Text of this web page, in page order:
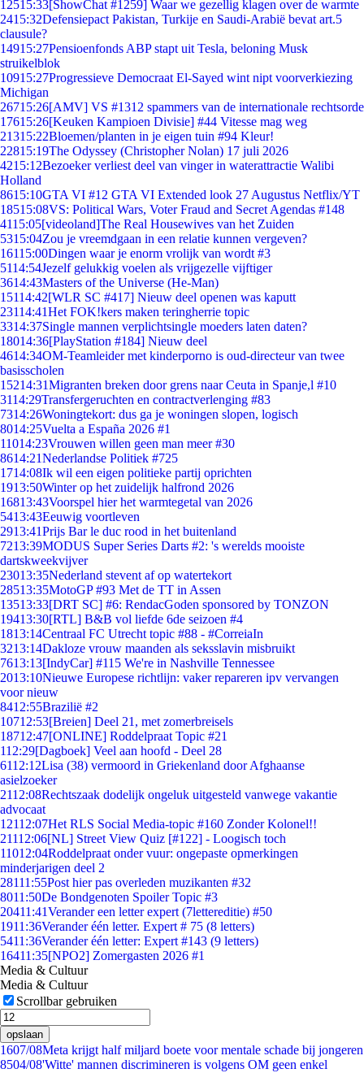
12515:33[ShowChat #1259] Waar we gezellig klagen over de warmte
2415:32Defensiepact Pakistan, Turkije en Saudi-Arabië bevat art.5
clausule?
14915:27Pensioenfonds ABP stapt uit Tesla, beloning Musk
struikelblok
10915:27Progressieve Democraat El-Sayed wint nipt voorverkiezing
Michigan
26715:26[AMV] VS #1312 spammers van de internationale rechtsorde
17615:26[Keuken Kampioen Divisie] #44 Vitesse mag weg
21315:22Bloemen/planten in je eigen tuin #94 Kleur!
22815:19The Odyssey (Christopher Nolan) 17 juli 2026
4215:12Bezoeker verliest deel van vinger in waterattractie Walibi
Holland
8615:10GTA VI #12 GTA VI Extended look 27 Augustus Netflix/YT
18515:08VS: Political Wars, Voter Fraud and Secret Agendas #148
4115:05[videoland]The Real Housewives van het Zuiden
5315:04Zou je vreemdgaan in een relatie kunnen vergeven?
16115:00Dingen waar je enorm vrolijk van wordt #3
5114:54Jezelf gelukkig voelen als vrijgezelle vijftiger
3614:43Masters of the Universe (He-Man)
15114:42[WLR SC #417] Nieuw deel openen was kaputt
23114:41Het FOK!kers maken teringherrie topic
3314:37Single mannen verplichtsingle moeders laten daten?
18014:36[PlayStation #184] Nieuw deel
4614:34OM-Teamleider met kinderporno is oud-directeur van twee
basisscholen
15214:31Migranten breken door grens naar Ceuta in Spanje,l #10
3114:29Transfergeruchten en contractverlenging #83
7314:26Woningtekort: dus ga je woningen slopen, logisch
8014:25Vuelta a España 2026 #1
11014:23Vrouwen willen geen man meer #30
8614:21Nederlandse Politiek #725
1714:08Ik wil een eigen politieke partij oprichten
1913:50Winter op het zuidelijk halfrond 2026
16813:43Voorspel hier het warmtegetal van 2026
5413:43Eeuwig voortleven
2913:41Prijs Bar le duc rood in het buitenland
7213:39MODUS Super Series Darts #2: 's werelds mooiste
dartskweekvijver
23013:35Nederland stevent af op watertekort
28513:35MotoGP #93 Met de TT in Assen
13513:33[DRT SC] #6: RendacGoden sponsored by TONZON
19413:30[RTL] B&B vol liefde 6de seizoen #4
1813:14Centraal FC Utrecht topic #88 - #CorreiaIn
3213:14Dakloze vrouw maanden als seksslavin misbruikt
7613:13[IndyCar] #115 We're in Nashville Tennessee
2013:10Nieuwe Europese richtlijn: vaker repareren ipv vervangen
voor nieuw
8412:55Brazilië #2
10712:53[Breien] Deel 21, met zomerbreisels
18712:47[ONLINE] Roddelpraat Topic #21
112:29[Dagboek] Veel aan hoofd - Deel 28
6112:12Lisa (38) vermoord in Griekenland door Afghaanse
asielzoeker
2112:08Rechtszaak dodelijk ongeluk uitgesteld vanwege vakantie
advocaat
12112:07Het RLS Social Media-topic #160 Zonder Kolonel!!
21112:06[NL] Street View Quiz [#122] - Loogisch toch
11012:04Roddelpraat onder vuur: ongepaste opmerkingen
minderjarigen deel 2
28111:55Post hier pas overleden muzikanten #32
8011:50De Bondgenoten Spoiler Topic #3
20411:41Verander een letter expert (7lettereditie) #50
1911:36Verander één letter. Expert # 75 (8 letters)
5411:36Verander één letter: Expert #143 (9 letters)
16411:35[NPO2] Zomergasten 2026 #1
Media & Cultuur
Media & Cultuur
Scrollbar gebruiken
opslaan
1607/08Meta krijgt half miljard boete voor mentale schade bij jongeren
8504/08'Witte' mannen discrimineren is volgens OM geen enkel